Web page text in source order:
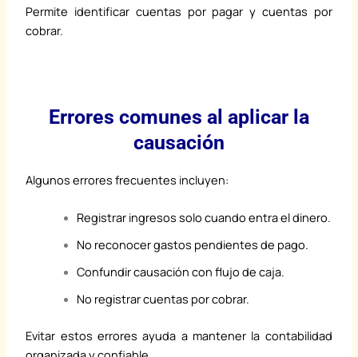
Permite identificar cuentas por pagar y cuentas por
cobrar.
Errores comunes al aplicar la
causación
Algunos errores frecuentes incluyen:
Registrar ingresos solo cuando entra el dinero.
No reconocer gastos pendientes de pago.
Confundir causación con flujo de caja.
No registrar cuentas por cobrar.
Evitar estos errores ayuda a mantener la contabilidad